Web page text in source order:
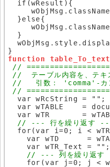
  if(wResult){
  }else{
  }
function table_To_text
  var wRcString = "";
var wTABLE    =
var wTR       =
for(var i=0; i <
var wTD      =
    var wTR_Text = "";
for(var j=0; j <